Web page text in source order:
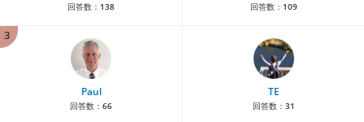
回答数： 138 回答数： 109
3
Paul
回答数： 66
TE
回答数： 31